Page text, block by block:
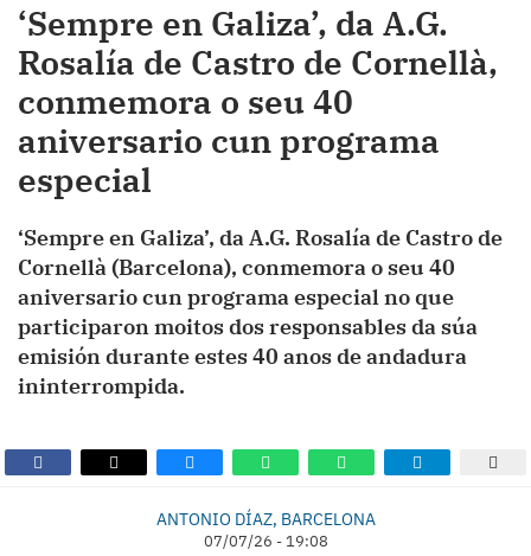
‘Sempre en Galiza’, da A.G.
Rosalía de Castro de Cornellà,
conmemora o seu 40
aniversario cun programa
especial
‘Sempre en Galiza’, da A.G. Rosalía de Castro de
Cornellà (Barcelona), conmemora o seu 40
aniversario cun programa especial no que
participaron moitos dos responsables da súa
emisión durante estes 40 anos de andadura
ininterrompida.
ANTONIO DÍAZ, BARCELONA
07/07/26 - 19:08